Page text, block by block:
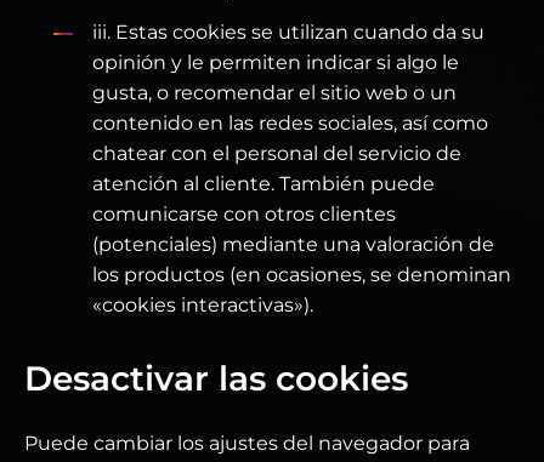
iii. Estas cookies se utilizan cuando da su
opinión y le permiten indicar si algo le
gusta, o recomendar el sitio web o un
contenido en las redes sociales, así como
chatear con el personal del servicio de
atención al cliente. También puede
comunicarse con otros clientes
(potenciales) mediante una valoración de
los productos (en ocasiones, se denominan
«cookies interactivas»).
Desactivar las cookies
Puede cambiar los ajustes del navegador para